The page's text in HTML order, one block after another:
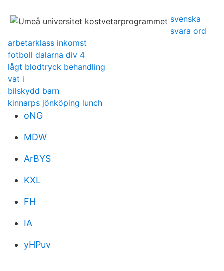
svenska
svara ord
arbetarklass inkomst
fotboll dalarna div 4
lågt blodtryck behandling
vat i
bilskydd barn
kinnarps jönköping lunch
oNG
MDW
ArBYS
KXL
FH
IA
yHPuv